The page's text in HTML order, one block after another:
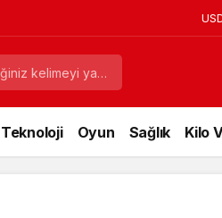
Teknoloji Oyun Sağlık Kilo